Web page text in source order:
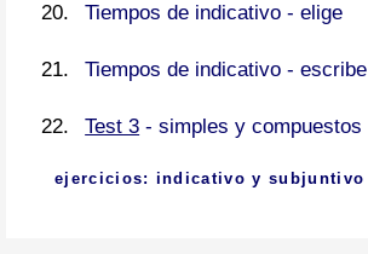
Tiempos de indicativo - elige
Tiempos de indicativo - escribe
Test 3 - simples y compuestos
ejercicios: indicativo y subjuntivo